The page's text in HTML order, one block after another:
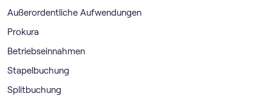
Außerordentliche Aufwendungen
Prokura
Betriebseinnahmen
Stapelbuchung
Splitbuchung